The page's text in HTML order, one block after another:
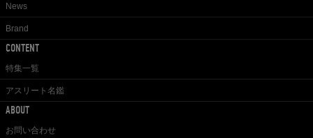
News
Brand
CONTENT
特集一覧
アスリート名鑑
ABOUT
お問い合わせ